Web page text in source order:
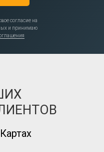
согласие на
и принимаю